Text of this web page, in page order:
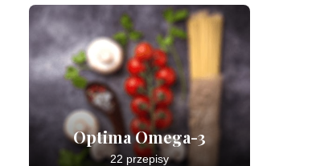
Optima Omega-3
22 przepisy